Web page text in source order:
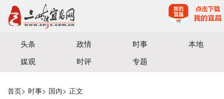
宜昌三峡融媒体中心主办
头条 政情 时事
本地
媒观
时评 专题
首页> 时事> 国内> 正文